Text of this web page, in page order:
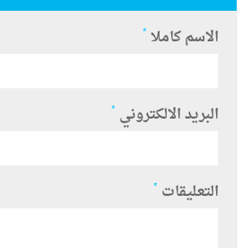
الاسم كاملا *
البريد الالكتروني *
التعليقات *